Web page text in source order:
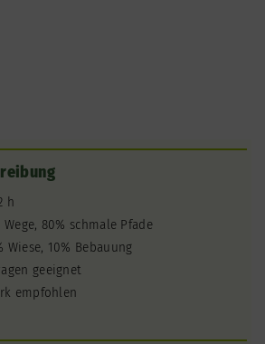
h
80% schmale Pfade
Wiese, 10% Bebauung
geeignet
empfohlen